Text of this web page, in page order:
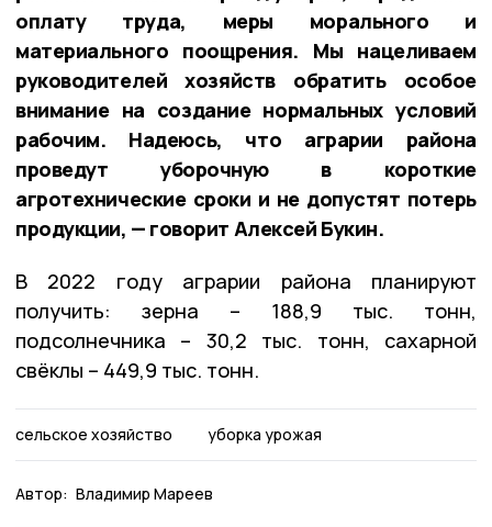
оплату труда, меры морального и
материального поощрения. Мы нацеливаем
руководителей хозяйств обратить особое
внимание на создание нормальных условий
рабочим. Надеюсь, что аграрии района
проведут уборочную в короткие
агротехнические сроки и не допустят потерь
продукции, — говорит Алексей Букин.
В 2022 году аграрии района планируют
получить: зерна – 188,9 тыс. тонн,
подсолнечника – 30,2 тыс. тонн, сахарной
свёклы – 449,9 тыс. тонн.
сельское хозяйство уборка урожая
Автор: Владимир Мареев